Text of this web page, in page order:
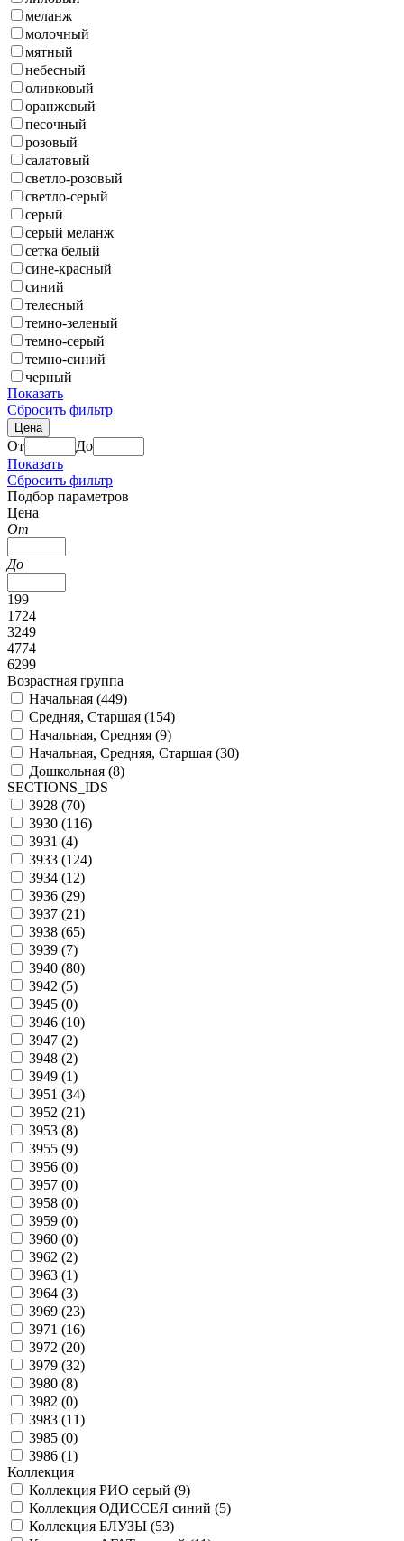
меланж
молочный
мятный
небесный
оливковый
оранжевый
песочный
розовый
салатовый
светло-розовый
светло-серый
серый
серый меланж
сетка белый
сине-красный
синий
телесный
темно-зеленый
темно-серый
темно-синий
черный
Показать
Сбросить фильтр
Цена
От
До
Показать
Сбросить фильтр
Подбор параметров
Цена
От
До
199
1724
3249
4774
6299
Возрастная группа
Начальная (449)
Средняя, Старшая (154)
Начальная, Средняя (9)
Начальная, Средняя, Старшая (30)
Дошкольная (8)
SECTIONS_IDS
3928 (70)
3930 (116)
3931 (4)
3933 (124)
3934 (12)
3936 (29)
3937 (21)
3938 (65)
3939 (7)
3940 (80)
3942 (5)
3945 (0)
3946 (10)
3947 (2)
3948 (2)
3949 (1)
3951 (34)
3952 (21)
3953 (8)
3955 (9)
3956 (0)
3957 (0)
3958 (0)
3959 (0)
3960 (0)
3962 (2)
3963 (1)
3964 (3)
3969 (23)
3971 (16)
3972 (20)
3979 (32)
3980 (8)
3982 (0)
3983 (11)
3985 (0)
3986 (1)
Коллекция
Коллекция РИО серый (9)
Коллекция ОДИССЕЯ синий (5)
Коллекция БЛУЗЫ (53)